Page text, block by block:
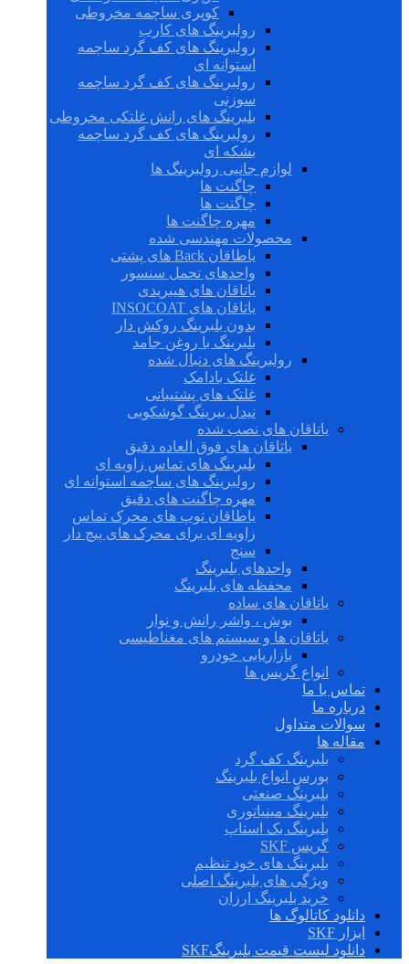
کوپری ساچمه مخروطی
رولبرینگ های کارب
رولبرینگ های کف گرد ساچمه
استوانه ای
رولبرینگ های کف گرد ساچمه
سوزنی
بلبرینگ های رانش غلتکی مخروطی
رولبرینگ های کف گرد ساچمه
بشکه ای
لوازم جانبی رولبرینگ ها
چاگنت ها
چاگنت ها
مهره چاگنت ها
محصولات مهندسی شده
یاطاقان Back های پشتی
واحدهای تحمل سنسور
یاتاقان های هیبریدی
یاتاقان های INSOCOAT
بدون بلبرینگ روکش دار
بلبرینگ با روغن جامد
رولبرینگ های دنبال شده
غلتک بادامک
غلتک های پشتیبانی
نیدل بیرینگ گوشکوبی
یاتاقان های نصب شده
یاتاقان های فوق العاده دقیق
بلبرینگ های تماس زاویه ای
رولبرینگ های ساچمه استوانه ای
مهره چاگنت های دقیق
یاطاقان توپ های محرک تماس
زاویه ای برای محرک های پیچ دار
سنج
واحدهای بلبرینگ
محفظه های بلبرینگ
یاتاقان های ساده
بوش ، واشر رانش و نوار
یاتاقان ها و سیستم های مغناطیسی
بازاریابی خودرو
انواع گریس ها
تماس با ما
درباره ما
سوالات متداول
مقاله ها
بلبرینگ کف گرد
بورس انواع بلبرینگ
بلبرینگ صنعتی
بلبرینگ مینیاتوری
بلبرینگ بک استاپ
گریس SKF
بلبرینگ های خود تنظیم
ویژگی های بلبرینگ اصلی
خرید بلبرینگ ارزان
دانلود کاتالوگ ها
ابزار SKF
دانلود لیست قیمت بلبرینگSKF